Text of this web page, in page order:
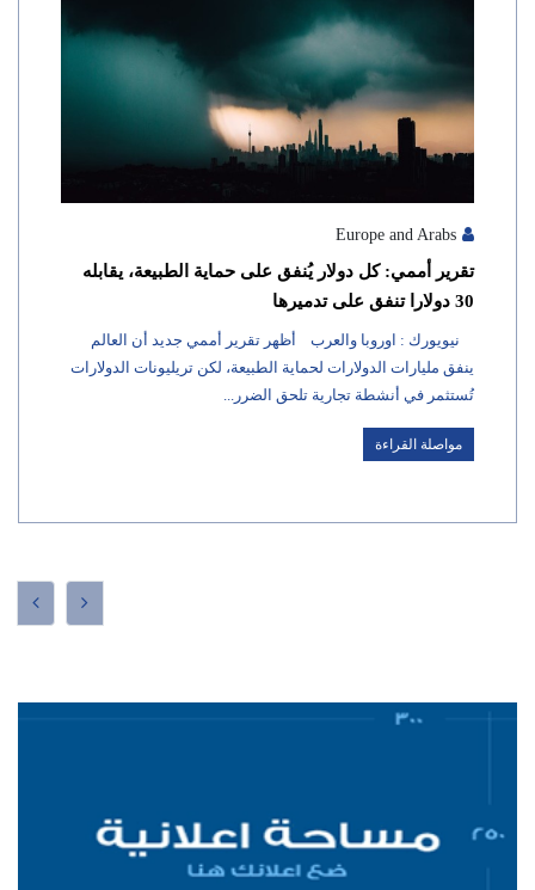
Europe and Arabs
تقرير أممي: كل دولار يُنفق على حماية الطبيعة، يقابله
30 دولارا تنفق على تدميرها
نيويورك : اوروبا والعرب أظهر تقرير أممي جديد أن العالم
ينفق مليارات الدولارات لحماية الطبيعة، لكن تريليونات الدولارات
تُستثمر في أنشطة تجارية تلحق الضرر...
مواصلة القراءة